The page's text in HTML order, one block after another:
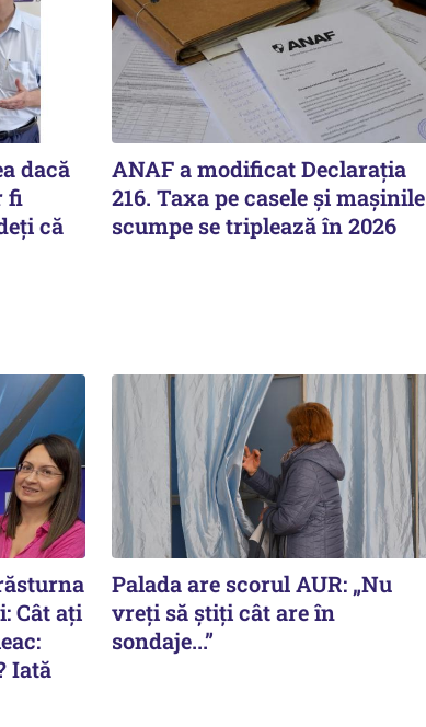
dacă
fi
că
ANAF a modificat Declarația
216. Taxa pe casele și mașinile
scumpe se triplează în 2026
Cât ați
Iată
Palada are scorul AUR: „Nu
vreți să știți cât are în
sondaje...”